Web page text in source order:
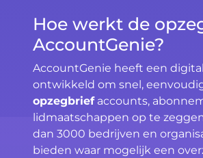
Hoe werkt de
AccountGenie?
AccountGenie heeft een
ontwikkeld om snel,
opzegbriefaccounts,
lidmaatschappen op te
dan 3000 bedrijven en
bieden waar mogelijk een